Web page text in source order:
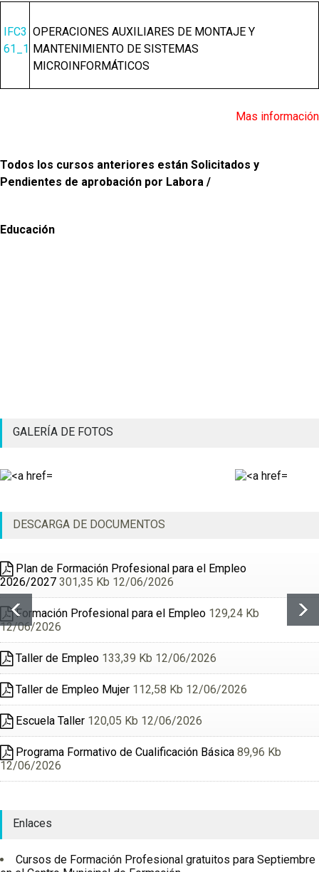
IFC3
61_1
OPERACIONES AUXILIARES DE MONTAJE Y
MANTENIMIENTO DE SISTEMAS
MICROINFORMÁTICOS
Mas información
Todos los cursos anteriores están Solicitados y
Pendientes de aprobación por Labora /
Educación
GALERÍA DE FOTOS
DESCARGA DE DOCUMENTOS
Plan de Formación Profesional para el Empleo
2026/2027 301,35 Kb 12/06/2026
Formación Profesional para el Empleo 129,24 Kb
12/06/2026
Taller de Empleo 133,39 Kb 12/06/2026
Taller de Empleo Mujer 112,58 Kb 12/06/2026
Escuela Taller 120,05 Kb 12/06/2026
Programa Formativo de Cualificación Básica 89,96 Kb
12/06/2026
Enlaces
Cursos de Formación Profesional gratuitos para Septiembre